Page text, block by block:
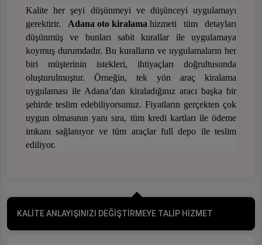
Kalite her şeyi düşünmeyi ve düşünceyi uygulamayı
gerektirir. Adana oto kiralama hizmeti tüm detayları
düşünmüş ve bunları sabit kurallar ile uygulamaya
koymuş durumdadır. Bu kuralların ve uygulamaların her
biri müşterinin istekleri, ihtiyaçları doğrultusunda
oluşturulmuştur. Örneğin, tek yön araç kiralama
uygulaması ile Adana’dan kiraladığınız aracı başka bir
şehirde teslim edebiliyorsunuz. Fiyatların gerçekten çok
uygun olmasının yanı sıra, tüm kredi kartları ile ödeme
imkanı sağlanıyor ve tüm araçlar full depo ile teslim
ediliyor.
KALİTE ANLAYIŞINIZI DEĞİŞTİRMEYE TALİP HİZMET